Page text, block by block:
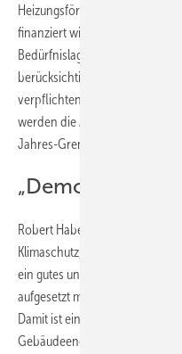
Heizungsförderung an, die aus
finanziert wird und die
Bedürfnislagen und soziale
berücksichtigen soll. Weiter
verpflichten, das in der
werden die
Jahres-Grenze, überarbeitet
„Demokratie
Robert Habeck, Vizekanzler
Klimaschutz, zu der erzielten
ein gutes und ich bin zufrieden.
aufgesetzt mit dem Ziel, es vor
Damit ist ein wichtiger
Gebäudeenergiegesetz kommt,